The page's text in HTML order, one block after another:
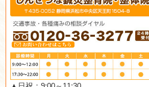
にほんブログ村